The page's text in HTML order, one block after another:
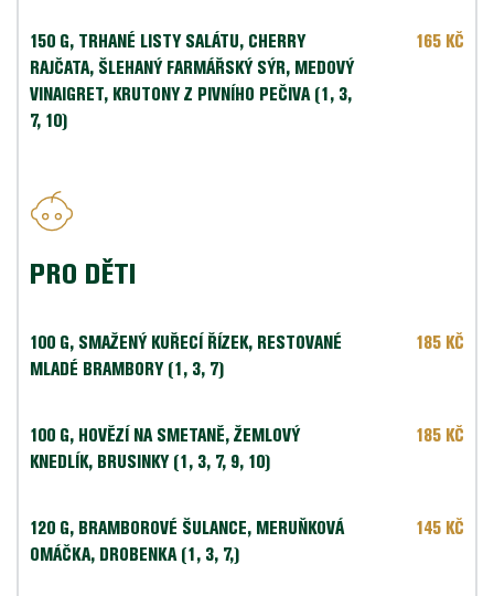
150 G, TRHANÉ LISTY SALÁTU, CHERRY
RAJČATA, ŠLEHANÝ FARMÁŘSKÝ SÝR, MEDOVÝ
VINAIGRET, KRUTONY Z PIVNÍHO PEČIVA (1, 3,
7, 10)
165 KČ
PRO DĚTI
100 G, SMAŽENÝ KUŘECÍ ŘÍZEK, RESTOVANÉ
MLADÉ BRAMBORY (1, 3, 7)
185 KČ
100 G, HOVĚZÍ NA SMETANĚ, ŽEMLOVÝ
KNEDLÍK, BRUSINKY (1, 3, 7, 9, 10)
185 KČ
120 G, BRAMBOROVÉ ŠULANCE, MERUŇKOVÁ
OMÁČKA, DROBENKA (1, 3, 7,)
145 KČ